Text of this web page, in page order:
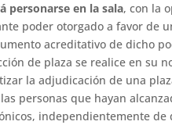
personarse en la sala, con la
poder otorgado a favor de
acreditativo de dicho
de plaza se realice en su
la adjudicación de una
personas que hayan
independientemente